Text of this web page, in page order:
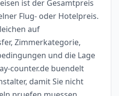
ist der Gesamtpreis
Flug- oder Hotelpreis.
auf
Zimmerkategorie,
und die Lage
counter.de buendelt
damit Sie nicht